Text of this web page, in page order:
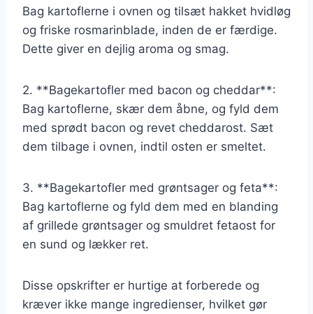
Bag kartoflerne i ovnen og tilsæt hakket hvidløg
og friske rosmarinblade, inden de er færdige.
Dette giver en dejlig aroma og smag.
2. **Bagekartofler med bacon og cheddar**:
Bag kartoflerne, skær dem åbne, og fyld dem
med sprødt bacon og revet cheddarost. Sæt
dem tilbage i ovnen, indtil osten er smeltet.
3. **Bagekartofler med grøntsager og feta**:
Bag kartoflerne og fyld dem med en blanding
af grillede grøntsager og smuldret fetaost for
en sund og lækker ret.
Disse opskrifter er hurtige at forberede og
kræver ikke mange ingredienser, hvilket gør